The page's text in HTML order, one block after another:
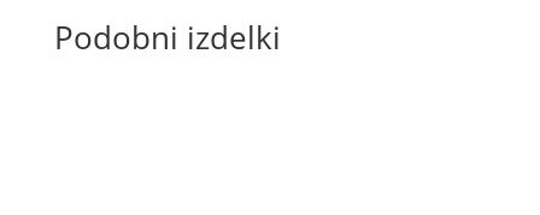
Podobni izdelki